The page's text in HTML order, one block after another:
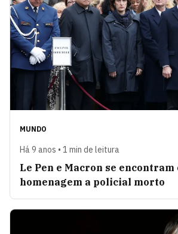
MUNDO
Há 9 anos • 1 min de leitura
Le Pen e Macron se encontram
homenagem a policial morto